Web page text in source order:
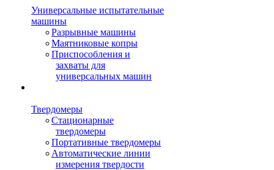
Универсальные испытательные
машины
Разрывные машины
Маятниковые копры
Приспособления и
захваты для
универсальных машин
Твердомеры
Стационарные
твердомеры
Портативные твердомеры
Автоматические линии
измерения твердости